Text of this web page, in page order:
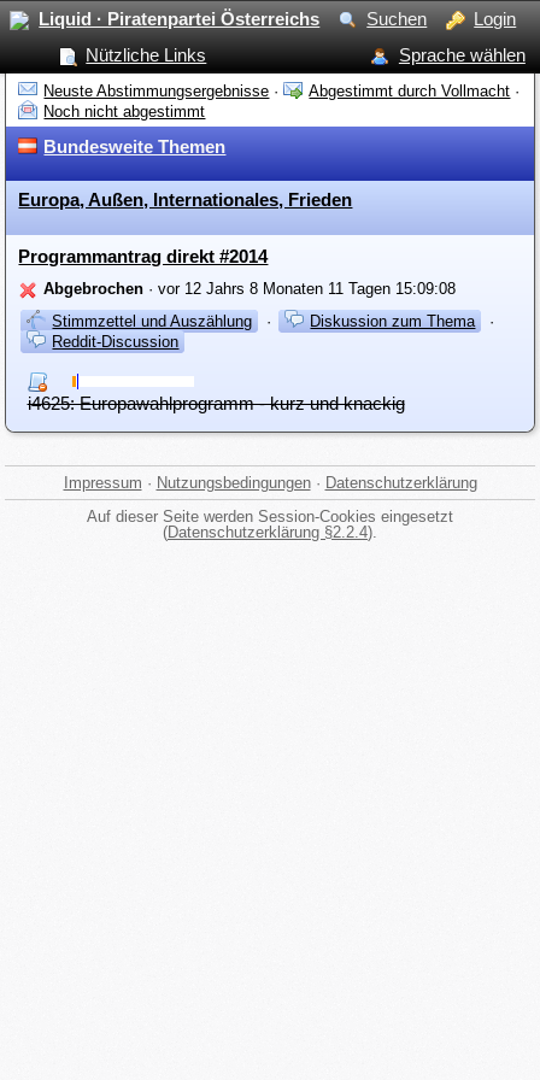
Liquid · Piratenpartei Österreichs Suchen
Login
Nützliche Links
Sprache wählen
Neuste Abstimmungsergebnisse · Abgestimmt durch Vollmacht ·
Noch nicht abgestimmt
Bundesweite Themen
Europa, Außen, Internationales, Frieden
Programmantrag direkt #2014
Abgebrochen · vor 12 Jahrs 8 Monaten 11 Tagen 15:09:08
Stimmzettel und Auszählung
· Diskussion zum Thema
·
Reddit-Discussion
i4625: Europawahlprogramm - kurz und knackig
Impressum · Nutzungsbedingungen· Datenschutzerklärung
Auf dieser Seite werden Session-Cookies eingesetzt
(Datenschutzerklärung §2.2.4).